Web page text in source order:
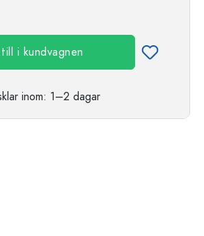
i kundvagnen
inom: 1–2 dagar